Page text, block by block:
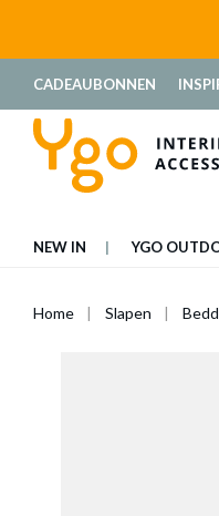
CADEAUBONNEN
NEW IN YGO
Home Slapen